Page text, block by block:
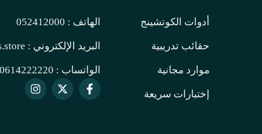
أدوات الكوتشينج
حقائب تدريبية
موارد مجانية
إختبارات سريعة
الهاتف : 052412000
البريد الإلكتروني : infos@yallatools.store
الواتساب : 0614222220